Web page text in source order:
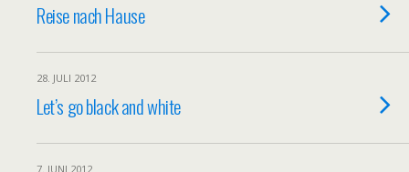
Reise nach Hause
28. JULI 2012
Let’s go black and white
7. JUNI 2012